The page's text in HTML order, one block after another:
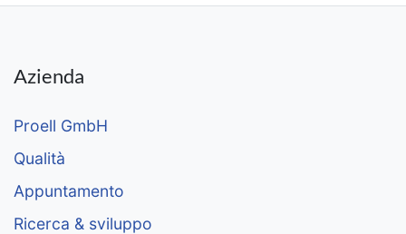
Azienda
Proell GmbH
Qualità
Appuntamento
Ricerca & sviluppo